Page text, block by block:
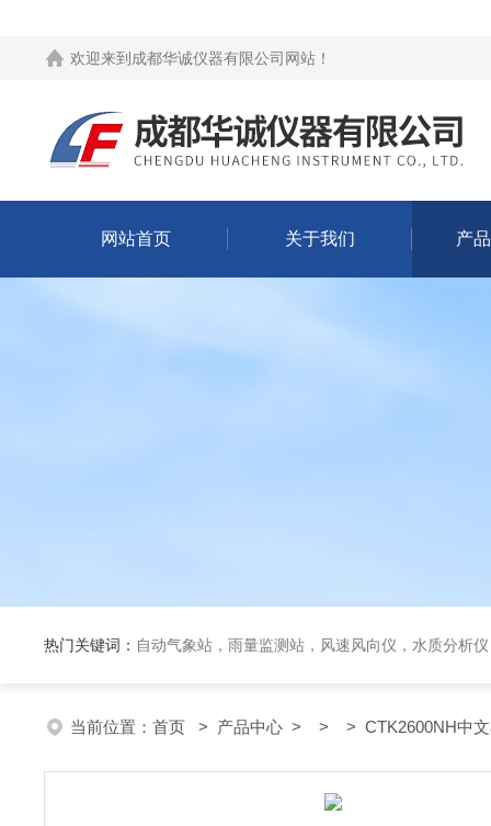
欢迎来到 成都华诚仪器有限公司网站 ！
网站首页 关于我们 产
热门关键词： 自动气象站，雨量监测站，风速风向仪，水质分析
当前位置： 首页 > 产品中心 > > > CTK2600NH中文